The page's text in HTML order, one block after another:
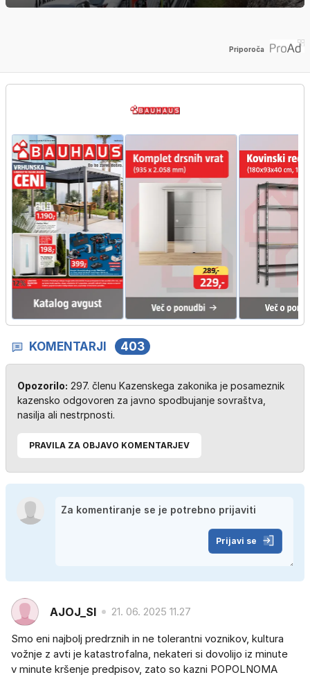
Priporoča
KOMENTARJI 403
Opozorilo: 297. členu Kazenskega zakonika je posameznik
kazensko odgovoren za javno spodbujanje sovraštva,
nasilja ali nestrpnosti.
PRAVILA ZA OBJAVO KOMENTARJEV
Prijavi se
AJOJ_SI 21. 06. 2025 11.27
Smo eni najbolj predrznih in ne tolerantni voznikov, kultura
vožnje z avti je katastrofalna, nekateri si dovolijo iz minute
v minute kršenje predpisov, zato so kazni POPOLNOMA